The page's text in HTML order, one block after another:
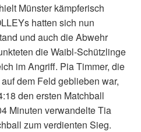
Münster kämpferisch
hatten sich nun
und auch die Abwehr
die Waibl-Schützlinge
im Angriff. Pia Timmer, die
dem Feld geblieben war,
den ersten Matchball
Minuten verwandelte Tia
zum verdienten Sieg.